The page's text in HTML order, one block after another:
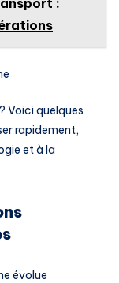
:
Voici quelques
rapidement,
et à la
évolue